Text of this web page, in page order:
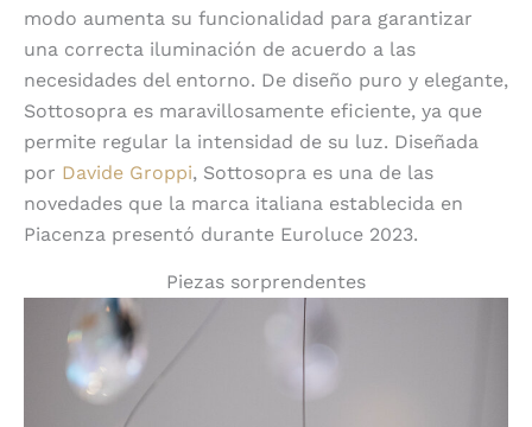
modo aumenta su funcionalidad para garantizar
una correcta iluminación de acuerdo a las
necesidades del entorno. De diseño puro y elegante,
Sottosopra es maravillosamente eficiente, ya que
permite regular la intensidad de su luz. Diseñada
por Davide Groppi, Sottosopra es una de las
novedades que la marca italiana establecida en
Piacenza presentó durante Euroluce 2023.
Piezas sorprendentes